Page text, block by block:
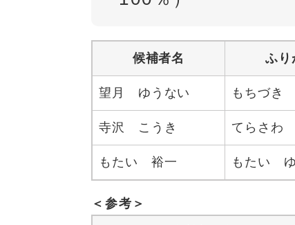
候補者名 ふり
望月 ゆうない もちづき
寺沢 こうき てらさわ
もたい 裕一 もたい
＜参考＞